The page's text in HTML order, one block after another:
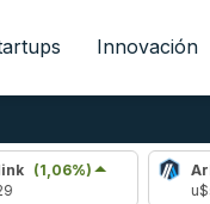
Innovación
Arbitrum
u$s 0,08